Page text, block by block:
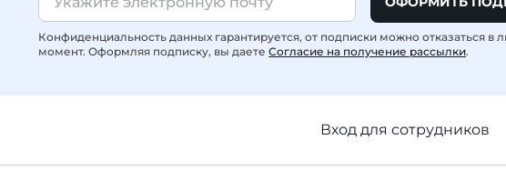
Конфиденциальность данных гарантируется, от подписки можно отказаться в
момент. Оформляя подписку, вы даете Согласие на получение рассылки.
Вход для сотрудников